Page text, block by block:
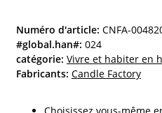
Numéro d'article: CNFA-
#global.han#: 024
catégorie: Vivre et habiter en
Fabricants: Candle Factory
Choisissez vous-même